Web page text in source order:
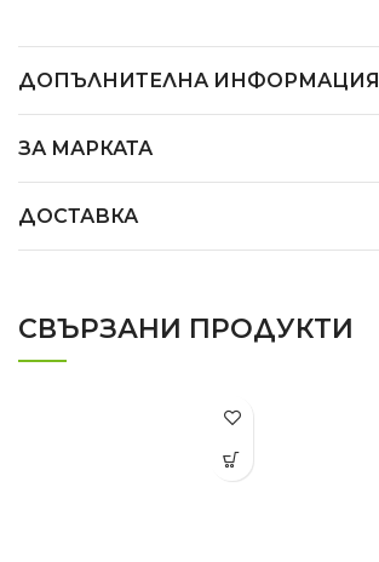
ДОПЪЛНИТЕЛНА ИНФОРМАЦИЯ
ЗА МАРКАТА
ДОСТАВКА
СВЪРЗАНИ ПРОДУКТИ